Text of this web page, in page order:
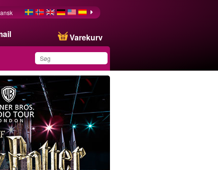
Varekurv
Du har gemt dette
produkt på din liste